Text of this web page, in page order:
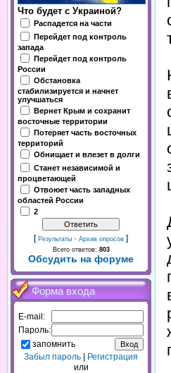
Что будет с Украиной?
Распадется на части
Перейдет под контроль
запада
Перейдет под контроль
России
Обстановка
стабилизируется и начнет
улучшаться
Вернет Крым и сохранит
восточные территории
Потеряет часть восточных
территорий
Обнищает и влезет в долги
Станет независимой и
процветающей
Отвоюет часть западных
областей России
2
[ Результаты · Архив опросов ]
Всего ответов: 803
Обсудить на форуме
Форма входа
E-mail:
Пароль:
запомнить
Забыл пароль
Регистрация
или